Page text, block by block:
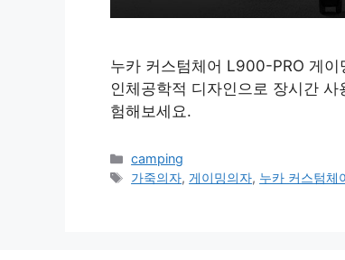
누카 커스텀체어 L900-PRO 게
인체공학적 디자인으로 장시간
험해보세요.
카
테
camping
태
가죽의자, 게이밍의자, 누카 커스텀